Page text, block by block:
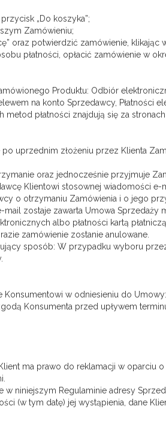
„Do koszyka”;
Zamówieniu;
oraz potwierdzić zamówienie, klikając
płatności, opłacić zamówienie w
Produktu: Odbiór
na konto Sprzedawcy, Płatności
płatności znajdują się za stronach
uprzednim złożeniu przez Klienta
oraz jednocześnie przyjmuje
Klientowi stosownej wiadomości e-
o otrzymaniu Zamówienia i o jego
zostaje zawarta Umowa Sprzedaży
albo płatności kartą
zamówienie zostanie anulowane.
sposób: W przypadku wyboru
w odniesieniu do
Konsumenta przed upływem
ma prawo do reklamacji w oparciu
niniejszym Regulaminie adresy
(w tym datę) jej wystąpienia, dane